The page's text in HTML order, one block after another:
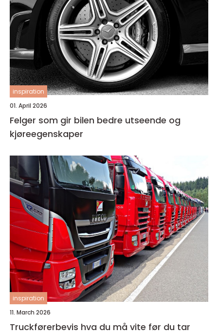
inspiration
01. April 2026
Felger som gir bilen bedre utseende og
kjøreegenskaper
inspiration
11. March 2026
Truckførerbevis hva du må vite før du tar